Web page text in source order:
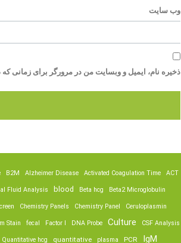
وب‌ سایت
ذخیره نام، ایمیل و وبسایت من در مرورگر برای زمانی
ACT
Activated Coagulation Time
Alzheimer Disease
B2M
Beta2 Microglobulin
Beta hcg
blood
Fluid Analysis
Ceruloplasmin
Chemistry Panel
Chemistry Panels
CSF Analysis
Culture
DNA Probe
Factor I
fecal
Stain
IgM
PCR
plasma
quantitative
Quantitative hcg